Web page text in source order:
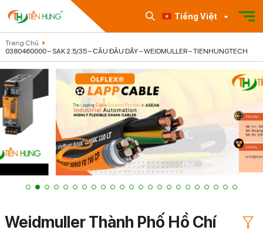
Tiếng Việt
Trang Chủ
0380460000 – SAK 2.5/35 – CẦU ĐẤU DÂY – WEIDMULLER – TIENHUNGTECH
Weidmuller Thành Phố Hồ Chí